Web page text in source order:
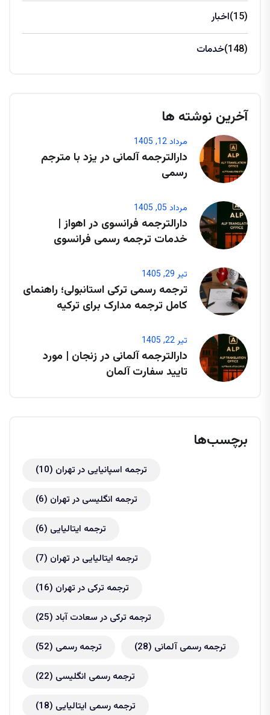
اخبار (15)
خدمات (148)
آخرین نوشته ها
مرداد 12, 1405
دارالترجمه آلمانی در یزد با مترجم
رسمی
مرداد 05, 1405
دارالترجمه فرانسوی در اهواز |
خدمات ترجمه رسمی فرانسوی
تیر 29, 1405
ترجمه رسمی ترکی استانبولی؛ راهنمای
کامل ترجمه مدارک برای ترکیه
تیر 22, 1405
دارالترجمه آلمانی در زنجان | مورد
تایید سفارت آلمان
برچسب‌ها
ترجمه اسپانیایی در تهران (10)
ترجمه انگلیسی در تهران (6)
ترجمه ایتالیایی (6)
ترجمه ایتالیایی در تهران (7)
ترجمه ترکی در تهران (16)
ترجمه ترکی در سعادت آباد (25)
ترجمه رسمی (52) ترجمه رسمی آلمانی (28)
ترجمه رسمی انگلیسی (22)
ترجمه رسمی ایتالیایی (18)